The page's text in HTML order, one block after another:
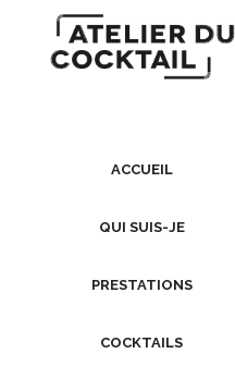
ACCUEIL
QUI SUIS-JE
PRESTATIONS
COCKTAILS